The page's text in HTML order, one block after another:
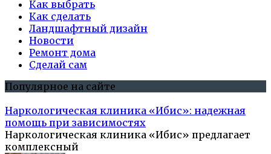
Как выбрать
Как сделать
Ландшафтный дизайн
Новости
Ремонт дома
Сделай сам
Популярное на сайте
Наркологическая клиника «Ибис»: надежная
помощь при зависимостях
Наркологическая клиника «Ибис» предлагает
комплексный